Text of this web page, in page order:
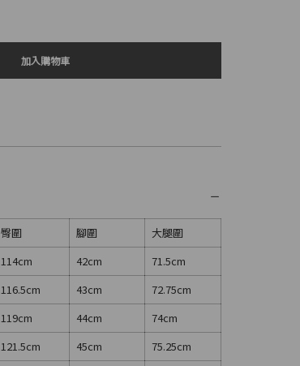
加入購物車
臀圍 腳圍
大腿圍
114cm 42cm
71.5cm
116.5cm 43cm
72.75cm
119cm 44cm
74cm
121.5cm 45cm
75.25cm